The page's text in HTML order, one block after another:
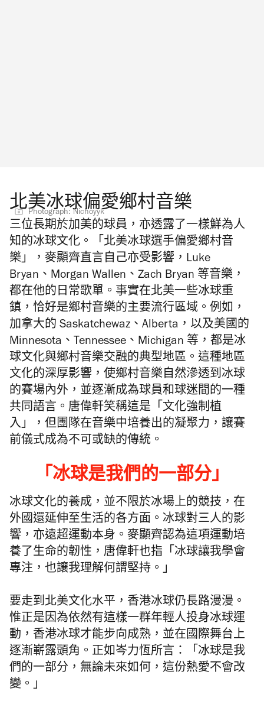
北美冰球偏愛鄉村音樂
Photograph: Nichoyyk
三位長期於加美的球員，亦透露了一樣鮮為人
知的冰球文化。「北美冰球選手偏愛鄉村音
樂」，麥顯齊直言自己亦受影響，Luke
Bryan、Morgan Wallen、Zach Bryan 等音樂，
都在他的日常歌單。事實在北美一些冰球重
鎮，恰好是鄉村音樂的主要流行區域。例如，
加拿大的 Saskatchewaz、Alberta，以及美國的
Minnesota、Tennessee、Michigan 等，都是冰
球文化與鄉村音樂交融的典型地區。這種地區
文化的深厚影響，使鄉村音樂自然滲透到冰球
的賽場內外，並逐漸成為球員和球迷間的一種
共同語言。唐偉軒笑稱這是「文化強制植
入」，但團隊在音樂中培養出的凝聚力，讓賽
前儀式成為不可或缺的傳統。
「冰球是我們的一部分」
冰球文化的養成，並不限於冰場上的競技，在
外國還延伸至生活的各方面。冰球對三人的影
響，亦遠超運動本身。麥顯齊認為這項運動培
養了生命的韌性，唐偉軒也指「冰球讓我學會
專注，也讓我理解何謂堅持。」
要走到北美文化水平，香港冰球仍長路漫漫。
惟正是因為依然有這樣一群年輕人投身冰球運
動，香港冰球才能步向成熟，並在國際舞台上
逐漸嶄露頭角。正如岑力恆所言：「冰球是我
們的一部分，無論未來如何，這份熱愛不會改
變。」